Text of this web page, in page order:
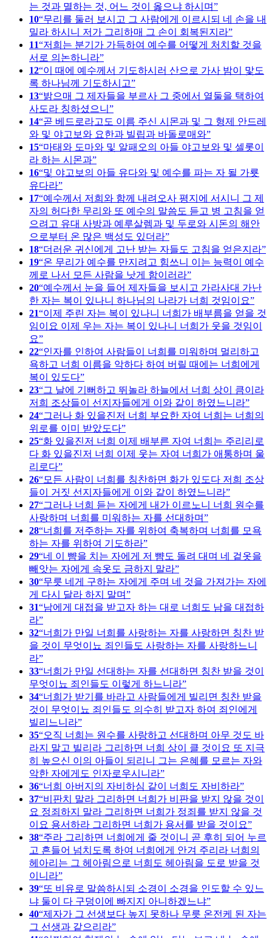
는 것과 멸하는 것, 어느 것이 옳으냐 하시며
10 무리를 둘러 보시고 그 사람에게 이르시되 네 손을 내
밀라 하시니 저가 그리하매 그 손이 회복된지라
11 저희는 분기가 가득하여 예수를 어떻게 처치할 것을
서로 의논하니라
12 이 때에 예수께서 기도하시러 산으로 가사 밤이 맟도
록 하나님께 기도하시고
13 밝으매 그 제자들을 부르사 그 중에서 열둘을 택하여
사도라 칭하셨으니
14 곧 베드로라고도 이름 주신 시몬과 및 그 형제 안드레
와 및 야고보와 요한과 빌립과 바돌로매와
15 마태와 도마와 및 알패오의 아들 야고보와 및 셀롯이
라 하는 시몬과
16 및 야고보의 아들 유다와 및 예수를 파는 자 될 가룟
유다라
17 예수께서 저희와 함께 내려오사 평지에 서시니 그 제
자의 허다한 무리와 또 예수의 말씀도 듣고 병 고침을 얻
으려고 유대 사방과 예루살렘과 및 두로와 시돈의 해안
으로부터 온 많은 백성도 있더라
18 더러운 귀신에게 고난 받는 자들도 고침을 얻은지라
19 온 무리가 예수를 만지려고 힘쓰니 이는 능력이 예수
께로 나서 모든 사람을 낫게 함이러라
20 예수께서 눈을 들어 제자들을 보시고 가라사대 가난
한 자는 복이 있나니 하나님의 나라가 너희 것임이요
21 이제 주린 자는 복이 있나니 너희가 배부름을 얻을 것
임이요 이제 우는 자는 복이 있나니 너희가 웃을 것임이
요
22 인자를 인하여 사람들이 너희를 미워하며 멀리하고
욕하고 너희 이름을 악하다 하여 버릴 때에는 너희에게
복이 있도다
23 그 날에 기뻐하고 뛰놀라 하늘에서 너희 상이 큼이라
저희 조상들이 선지자들에게 이와 같이 하였느니라
24 그러나 화 있을진저 너희 부요한 자여 너희는 너희의
위로를 이미 받았도다
25 화 있을진저 너희 이제 배부른 자여 너희는 주리리로
다 화 있을진저 너희 이제 웃는 자여 너희가 애통하며 울
리로다
26 모든 사람이 너희를 칭찬하면 화가 있도다 저희 조상
들이 거짓 선지자들에게 이와 같이 하였느니라
27 그러나 너희 듣는 자에게 내가 이르노니 너희 원수를
사랑하며 너희를 미워하는 자를 선대하며
28 너희를 저주하는 자를 위하여 축복하며 너희를 모욕
하는 자를 위하여 기도하라
29 네 이 뺨을 치는 자에게 저 뺨도 돌려 대며 네 겉옷을
빼앗는 자에게 속옷도 금하지 말라
30 무릇 네게 구하는 자에게 주며 네 것을 가져가는 자에
게 다시 달라 하지 말며
31 남에게 대접을 받고자 하는 대로 너희도 남을 대접하
라
32 너희가 만일 너희를 사랑하는 자를 사랑하면 칭찬 받
을 것이 무엇이뇨 죄인들도 사랑하는 자를 사랑하느니
라
33 너희가 만일 선대하는 자를 선대하면 칭찬 받을 것이
무엇이뇨 죄인들도 이렇게 하느니라
34 너희가 받기를 바라고 사람들에게 빌리면 칭찬 받을
것이 무엇이뇨 죄인들도 의수히 받고자 하여 죄인에게
빌리느니라
35 오직 너희는 원수를 사랑하고 선대하며 아무 것도 바
라지 말고 빌리라 그리하면 너희 상이 클 것이요 또 지극
히 높으신 이의 아들이 되리니 그는 은혜를 모르는 자와
악한 자에게도 인자로우시니라
36 너희 아버지의 자비하심 같이 너희도 자비하라
37 비판치 말라 그리하면 너희가 비판을 받지 않을 것이
요 정죄하지 말라 그리하면 너희가 정죄를 받지 않을 것
이요 용서하라 그리하면 너희가 용서를 받을 것이요
38 주라 그리하면 너희에게 줄 것이니 곧 후히 되어 누르
고 흔들어 넘치도록 하여 너희에게 안겨 주리라 너희의
헤아리는 그 헤아림으로 너희도 헤아림을 도로 받을 것
이니라
39 또 비유로 말씀하시되 소경이 소경을 인도할 수 있느
냐 둘이 다 구덩이에 빠지지 아니하겠느냐
40 제자가 그 선생보다 높지 못하나 무릇 온전케 된 자는
그 선생과 같으리라